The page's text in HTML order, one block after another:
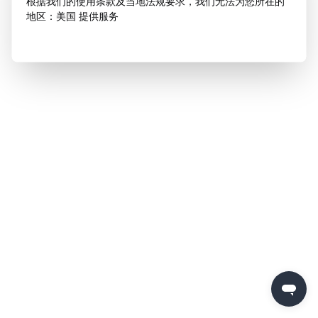
地区：美国 提供服务